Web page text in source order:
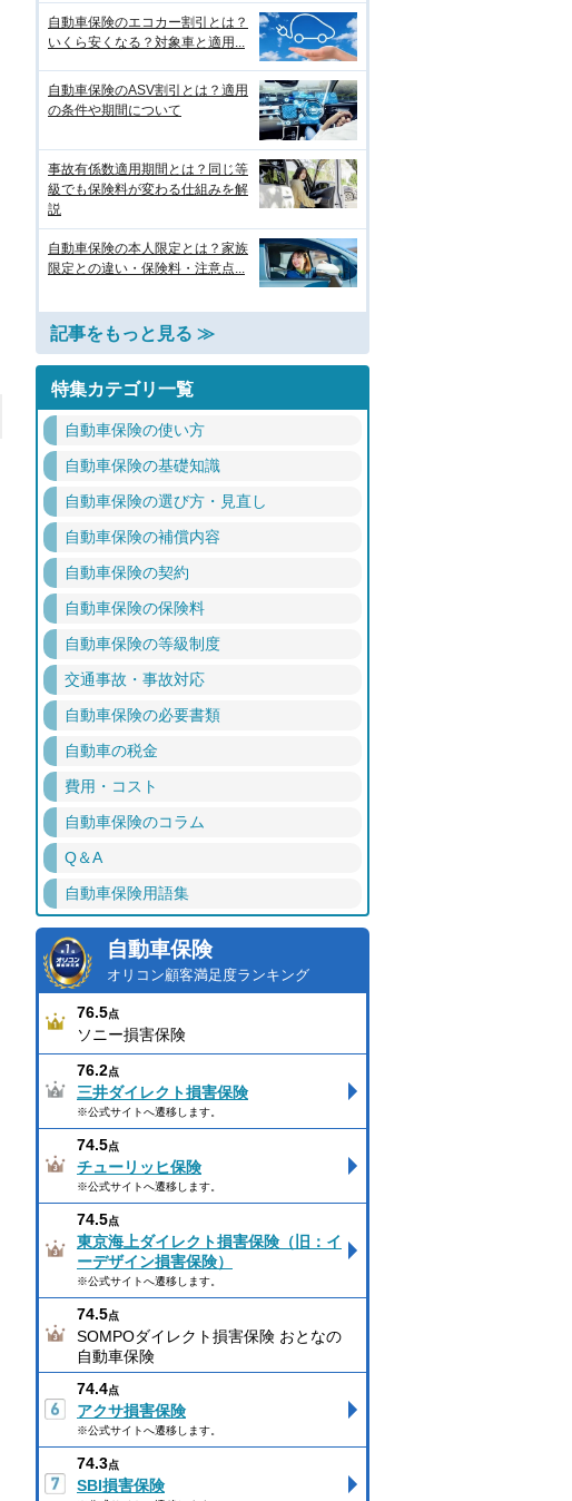
自動車保険のエコカー割引とは？
いくら安くなる？対象車と適用...
自動車保険のASV割引とは？適用
の条件や期間について
事故有係数適用期間とは？同じ等
級でも保険料が変わる仕組みを解
説
自動車保険の本人限定とは？家族
限定との違い・保険料・注意点...
記事をもっと見る ≫
特集カテゴリ一覧
自動車保険の使い方
自動車保険の基礎知識
自動車保険の選び方・見直し
自動車保険の補償内容
自動車保険の契約
自動車保険の保険料
自動車保険の等級制度
交通事故・事故対応
自動車保険の必要書類
自動車の税金
費用・コスト
自動車保険のコラム
Q＆A
自動車保険用語集
自動車保険
オリコン顧客満足度ランキング
76.5点
ソニー損害保険
76.2点
三井ダイレクト損害保険
※公式サイトへ遷移します。
74.5点
チューリッヒ保険
※公式サイトへ遷移します。
74.5点
東京海上ダイレクト損害保険（旧：イ
ーデザイン損害保険）
※公式サイトへ遷移します。
74.5点
SOMPOダイレクト損害保険 おとなの
自動車保険
74.4点
アクサ損害保険
※公式サイトへ遷移します。
74.3点
SBI損害保険